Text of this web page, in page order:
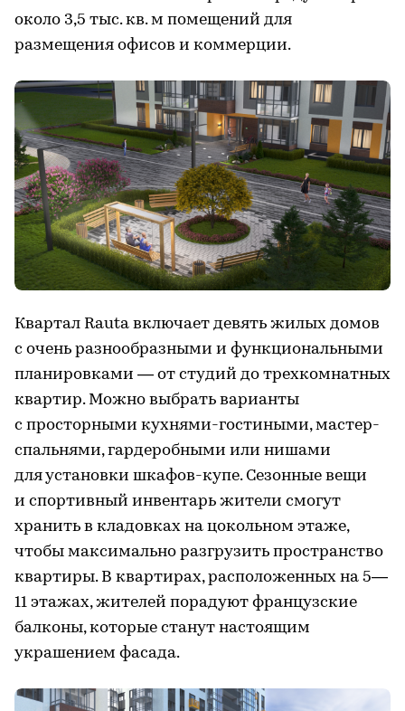
около 3,5 тыс. кв. м помещений для
размещения офисов и коммерции.
Квартал Rauta включает девять жилых домов
с очень разнообразными и функциональными
планировками — от студий до трехкомнатных
квартир. Можно выбрать варианты
с просторными кухнями-гостиными, мастер-
спальнями, гардеробными или нишами
для установки шкафов-купе. Сезонные вещи
и спортивный инвентарь жители смогут
хранить в кладовках на цокольном этаже,
чтобы максимально разгрузить пространство
квартиры. В квартирах, расположенных на 5—
11 этажах, жителей порадуют французские
балконы, которые станут настоящим
украшением фасада.